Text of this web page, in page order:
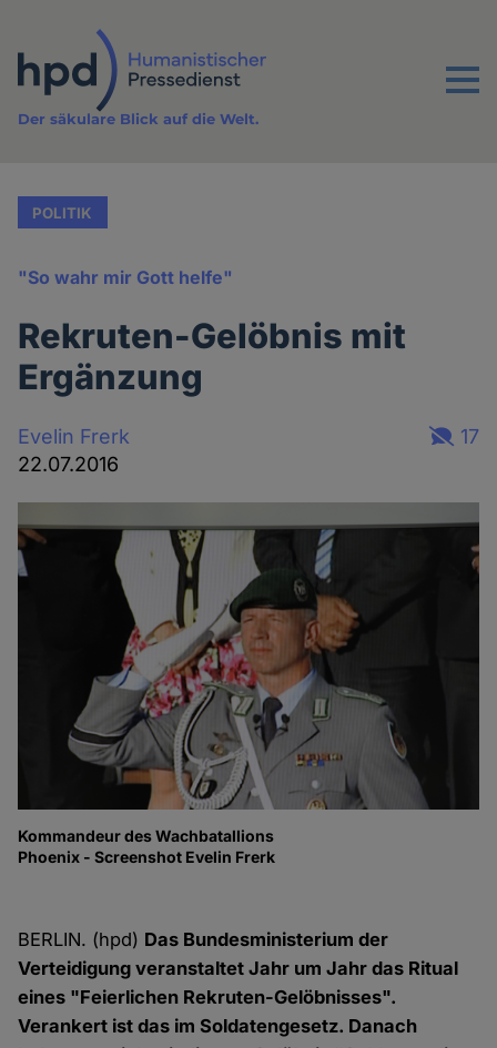
Inhalt
Menu
Der säkulare Blick auf die Welt.
POLITIK
"So wahr mir Gott helfe"
Rekruten-Gelöbnis mit
Ergänzung
Evelin Frerk
22.07.2016
17
Kommandeur des Wachbatallions
Phoenix - Screenshot Evelin Frerk
BERLIN. (hpd) Das Bundesministerium der
Verteidigung veranstaltet Jahr um Jahr das Ritual
eines "Feierlichen Rekruten-Gelöbnisses".
Verankert ist das im Soldatengesetz. Danach